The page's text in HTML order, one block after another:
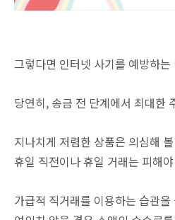
그렇다면 인터넷 사기를 예방하
당연히, 송금 전 단계에서 최대한
지나치게 저렴한 상품은 의심해
휴일 직전이나 휴일 거래는 피해
가급적 직거래를 이용하는 습관